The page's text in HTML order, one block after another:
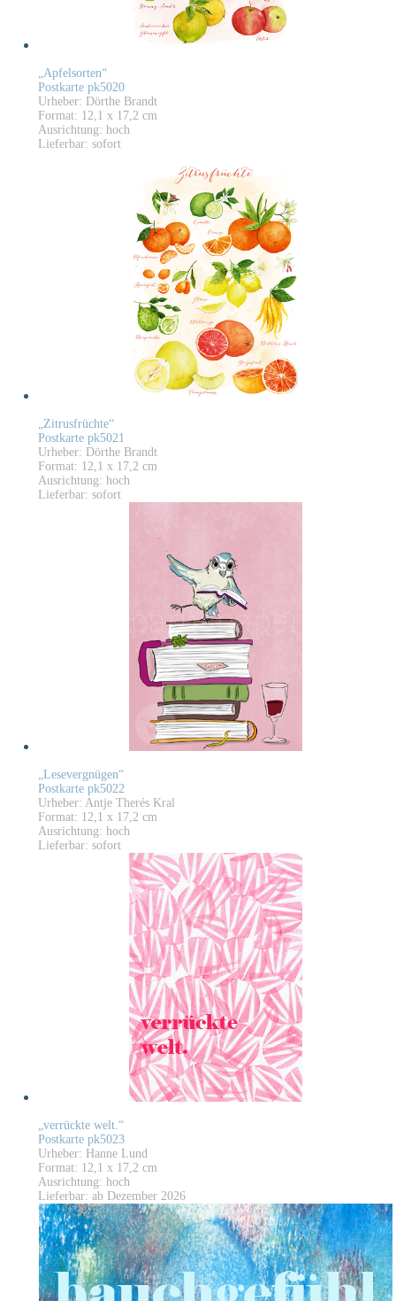
„Apfelsorten“
Postkarte pk5020
Urheber: Dörthe Brandt
Format: 12,1 x 17,2 cm
Ausrichtung: hoch
Lieferbar: sofort
„Zitrusfrüchte“
Postkarte pk5021
Urheber: Dörthe Brandt
Format: 12,1 x 17,2 cm
Ausrichtung: hoch
Lieferbar: sofort
„Lesevergnügen“
Postkarte pk5022
Urheber: Antje Therés Kral
Format: 12,1 x 17,2 cm
Ausrichtung: hoch
Lieferbar: sofort
„verrückte welt.“
Postkarte pk5023
Urheber: Hanne Lund
Format: 12,1 x 17,2 cm
Ausrichtung: hoch
Lieferbar: ab Dezember 2026